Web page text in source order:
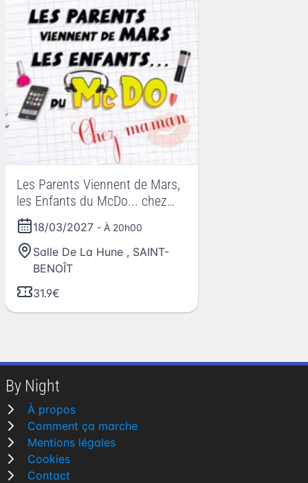
Les Parents Viennent de Mars,
les Enfants du McDo... chez
Maman - Tournée
18/03/2027 - À 20h00
Salle De La Hune , SAINT-
BENOÎT
31.9€
By Night
À propos
Comment ça marche
Mentions légales
Cookies
Contact